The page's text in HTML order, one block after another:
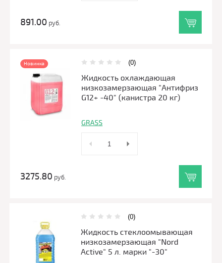
891.00 руб.
Новинка (0)
Жидкость охлаждающая
низкозамерзающая "Антифриз
G12+ -40" (канистра 20 кг)
GRASS
3275.80 руб.
(0)
Жидкость стеклоомывающая
низкозамерзающая "Nord
Active" 5 л. марки "-30"